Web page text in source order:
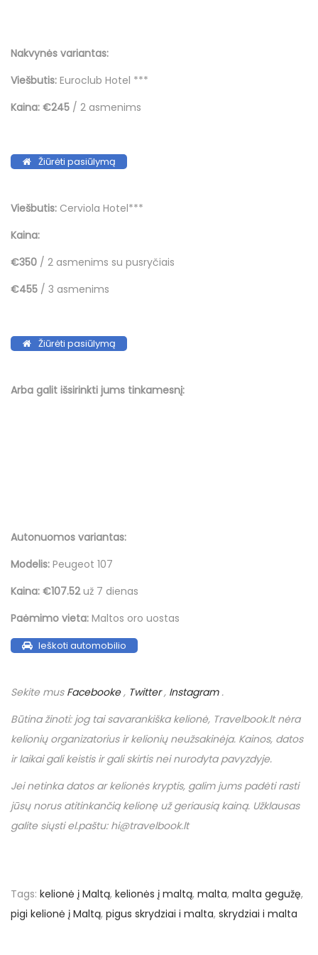
Nakvynės variantas:
Viešbutis: Euroclub Hotel ***
Kaina: €245 / 2 asmenims
Žiūrėti pasiūlymą
Viešbutis: Cerviola Hotel***
Kaina:
€350 / 2 asmenims su pusryčiais
€455 / 3 asmenims
Žiūrėti pasiūlymą
Arba galit išsirinkti jums tinkamesnį:
Autonuomos variantas:
Modelis: Peugeot 107
Kaina: €107.52už 7 dienas
Paėmimo vieta: Maltos oro uostas
Ieškoti automobilio
Sekite mus Facebooke, Twitter, Instagram.
Būtina žinoti: jog tai savarankiška kelionė, Travelbook.ltnėra
kelionių organizatorius ir kelionių neužsakinėja. Kainos, datos
ir laikai gali keistis ir gali skirtis nei nurodyta pavyzdyje.
Jei netinka datos ar kelionės kryptis, galim jums padėti rasti
jūsų norus atitinkančią kelionę už geriausią kainą. Užklausas
galite siųsti el.paštu: hi@travelbook.lt
Tags: kelionė į Maltą, kelionės į maltą, malta, malta gegužę,
pigi kelionė į Maltą, pigus skrydziai i malta, skrydziai i malta